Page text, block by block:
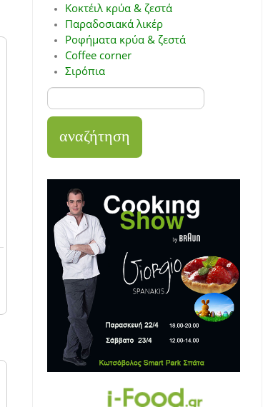
Κοκτέιλ κρύα & ζεστά
Παραδοσιακά λικέρ
Ροφήματα κρύα & ζεστά
Coffee corner
Σιρόπια